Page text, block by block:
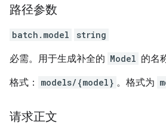
路径参数
batch.model string
必需。用于生成补全的 Model 的名
格式： models/{model} 。格式为
请求正文